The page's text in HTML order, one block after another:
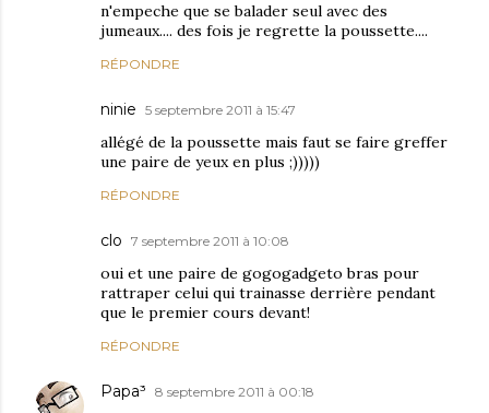
n'empeche que se balader seul avec des
jumeaux.... des fois je regrette la poussette....
RÉPONDRE
ninie 5 septembre 2011 à 15:47
allégé de la poussette mais faut se faire greffer
une paire de yeux en plus ;)))))
RÉPONDRE
clo 7 septembre 2011 à 10:08
oui et une paire de gogogadgeto bras pour
rattraper celui qui trainasse derrière pendant
que le premier cours devant!
RÉPONDRE
Papa³ 8 septembre 2011 à 00:18